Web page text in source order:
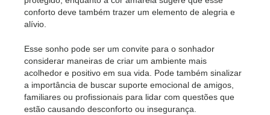
conforto deve também trazer um elemento de alegria e
alívio.
Esse sonho pode ser um convite para o sonhador
considerar maneiras de criar um ambiente mais
acolhedor e positivo em sua vida. Pode também sinalizar
a importância de buscar suporte emocional de amigos,
familiares ou profissionais para lidar com questões que
estão causando desconforto ou insegurança.